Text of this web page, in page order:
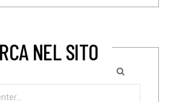
NEL SITO